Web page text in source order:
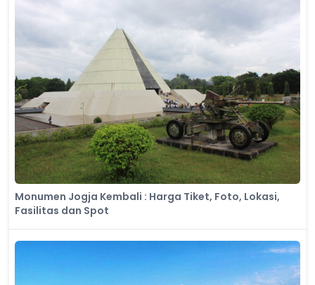
Monumen Jogja Kembali : Harga Tiket, Foto, Lokasi,
Fasilitas dan Spot